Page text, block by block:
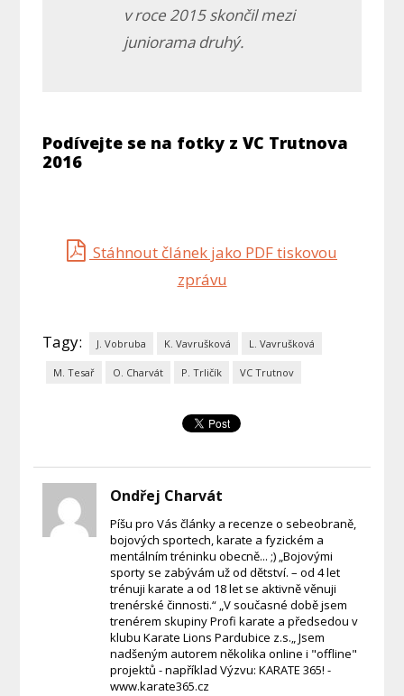
v roce 2015 skončil mezi
juniorama druhý.
Podívejte se na fotky z VC Trutnova
2016
Stáhnout článek jako PDF tiskovou
zprávu
Tagy: J. Vobruba K. Vavrušková L. Vavrušková
M. Tesař O. Charvát P. Trličík VC Trutnov
Ondřej Charvát
Píšu pro Vás články a recenze o sebeobraně,
bojových sportech, karate a fyzickém a
mentálním tréninku obecně... ;) „Bojovými
sporty se zabývám už od dětství. – od 4 let
trénuji karate a od 18 let se aktivně věnuji
trenérské činnosti.“ „V současné době jsem
trenérem skupiny Profi karate a předsedou v
klubu Karate Lions Pardubice z.s.„ Jsem
nadšeným autorem několika online i "offline"
projektů - například Výzvu: KARATE 365! -
www.karate365.cz